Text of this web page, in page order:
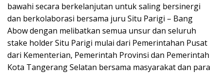
bawahi secara berkelanjutan untuk saling bersinergi
dan berkolaborasi bersama juru Situ Parigi – Bang
Abow dengan melibatkan semua unsur dan seluruh
stake holder Situ Parigi mulai dari Pemerintahan Pusat
dari Kementerian, Pemerintah Provinsi dan Pemerintah
Kota Tangerang Selatan bersama masyarakat dan para